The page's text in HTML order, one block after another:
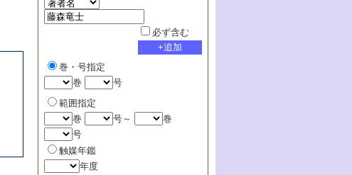
必ず含む
巻・号指定
巻
号
範囲指定
巻
号～
巻
号
触媒年鑑
年度